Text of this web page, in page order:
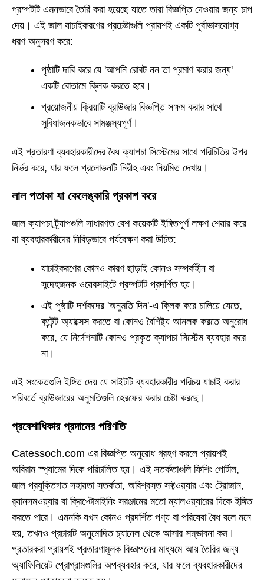
প্রম্পটটি এমনভাবে তৈরি করা হয়েছে যাতে তারা বিজ্ঞপ্তি দেওয়ার জন্য চাপ
দেয়। এই জাল যাচাইকরণের প্রচেষ্টাগুলি প্রায়শই একটি পূর্বাভাসযোগ্য
ধরণ অনুসরণ করে:
পৃষ্ঠাটি দাবি করে যে 'আপনি রোবট নন তা প্রমাণ করার জন্য'
একটি বোতামে ক্লিক করতে হবে।
প্রয়োজনীয় ক্রিয়াটি ব্রাউজার বিজ্ঞপ্তি সক্ষম করার সাথে
সুবিধাজনকভাবে সামঞ্জস্যপূর্ণ।
এই প্রতারণা ব্যবহারকারীদের বৈধ ক্যাপচা সিস্টেমের সাথে পরিচিতির উপর
নির্ভর করে, যার ফলে প্রলোভনটি নিরীহ এবং নিয়মিত দেখায়।
লাল পতাকা যা কেলেঙ্কারি প্রকাশ করে
জাল ক্যাপচা ট্র্যাপগুলি সাধারণত বেশ কয়েকটি ইঙ্গিতপূর্ণ লক্ষণ শেয়ার করে
যা ব্যবহারকারীদের নিবিড়ভাবে পর্যবেক্ষণ করা উচিত:
যাচাইকরণের কোনও কারণ ছাড়াই কোনও সম্পর্কহীন বা
সন্দেহজনক ওয়েবসাইটে প্রম্পটটি প্রদর্শিত হয়।
এই পৃষ্ঠাটি দর্শকদের 'অনুমতি দিন'-এ ক্লিক করে চালিয়ে যেতে,
কন্টেন্ট অ্যাক্সেস করতে বা কোনও বৈশিষ্ট্য আনলক করতে অনুরোধ
করে, যে নির্দেশনাটি কোনও প্রকৃত ক্যাপচা সিস্টেম ব্যবহার করে
না।
এই সংকেতগুলি ইঙ্গিত দেয় যে সাইটটি ব্যবহারকারীর পরিচয় যাচাই করার
পরিবর্তে ব্রাউজারের অনুমতিগুলি হেরফের করার চেষ্টা করছে।
প্রবেশাধিকার প্রদানের পরিণতি
Catessoch.com এর বিজ্ঞপ্তি অনুরোধ গ্রহণ করলে প্রায়শই
অবিরাম স্প্যামের দিকে পরিচালিত হয়। এই সতর্কতাগুলি ফিশিং পোর্টাল,
জাল প্রযুক্তিগত সহায়তা সতর্কতা, অবিশ্বস্ত সফ্টওয়্যার এবং ট্রোজান,
র‍্যানসমওয়্যার বা ক্রিপ্টোমাইনিং সরঞ্জামের মতো ম্যালওয়্যারের দিকে ইঙ্গিত
করতে পারে। এমনকি যখন কোনও প্রদর্শিত পণ্য বা পরিষেবা বৈধ বলে মনে
হয়, তখনও প্রচারটি অনুমোদিত চ্যানেল থেকে আসার সম্ভাবনা কম।
প্রতারকরা প্রায়শই প্রতারণামূলক বিজ্ঞাপনের মাধ্যমে আয় তৈরির জন্য
অ্যাফিলিয়েট প্রোগ্রামগুলির অপব্যবহার করে, যার ফলে ব্যবহারকারীদের